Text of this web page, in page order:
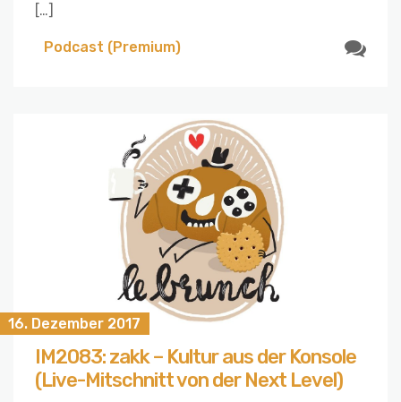
[…]
Podcast (Premium)
16. Dezember 2017
IM2083: zakk – Kultur aus der Konsole
(Live-Mitschnitt von der Next Level)